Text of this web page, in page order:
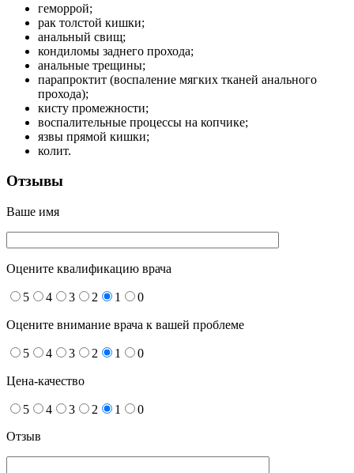
геморрой;
рак толстой кишки;
анальный свищ;
кондиломы заднего прохода;
анальные трещины;
парапроктит (воспаление мягких тканей анального
прохода);
кисту промежности;
воспалительные процессы на копчике;
язвы прямой кишки;
колит.
Отзывы
Ваше имя
Оцените квалификацию врача
5 4 3 2 1 0
Оцените внимание врача к вашей проблеме
5 4 3 2 1 0
Цена-качество
5 4 3 2 1
0
Отзыв